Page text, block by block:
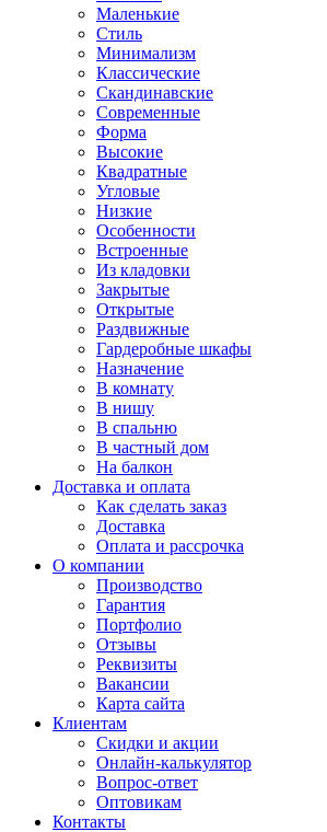
Маленькие
Стиль
Минимализм
Классические
Скандинавские
Современные
Форма
Высокие
Квадратные
Угловые
Низкие
Особенности
Встроенные
Из кладовки
Закрытые
Открытые
Раздвижные
Гардеробные шкафы
Назначение
В комнату
В нишу
В спальню
В частный дом
На балкон
Доставка и оплата
Как сделать заказ
Доставка
Оплата и рассрочка
О компании
Производство
Гарантия
Портфолио
Отзывы
Реквизиты
Вакансии
Карта сайта
Клиентам
Скидки и акции
Онлайн-калькулятор
Вопрос-ответ
Оптовикам
Контакты